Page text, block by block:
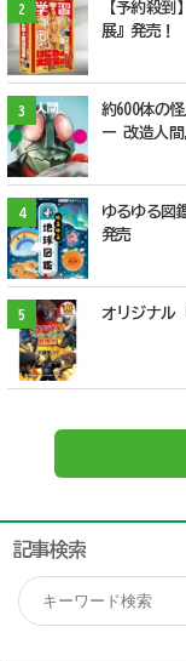
2
【予約殺
展』発売！
3
約600体の
ー 改造人間
4
ゆるゆる図
発売
5 オリジナル
記事検索